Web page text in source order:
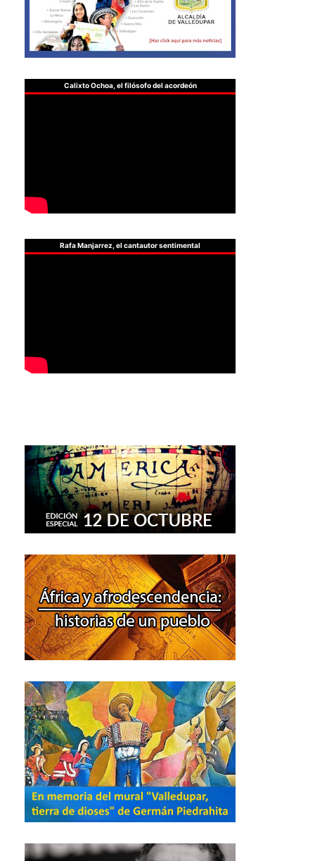
Calixto Ochoa, el filósofo del acordeón
Rafa Manjarrez, el cantautor sentimental